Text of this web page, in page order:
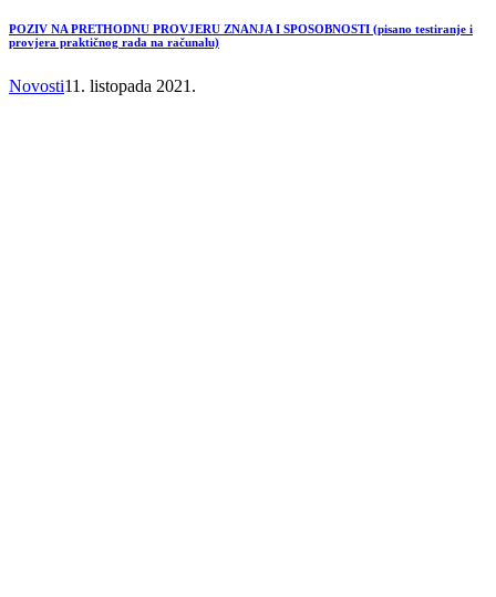
POZIV NA PRETHODNU PROVJERU ZNANJA I SPOSOBNOSTI (pisano testiranje i
provjera praktičnog rada na računalu)
Novosti11. listopada 2021.